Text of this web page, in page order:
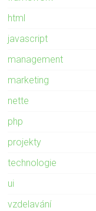
html
javascript
management
marketing
nette
php
projekty
technologie
ui
vzdelavání